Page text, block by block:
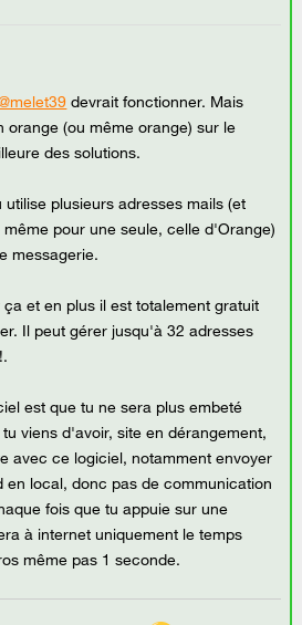
devrait fonctionner. Mais
orange (ou même orange) sur le
des solutions.
plusieurs adresses mails (et
pour une seule, celle d'Orange)
messagerie.
et en plus il est totalement gratuit
Il peut gérer jusqu'à 32 adresses
est que tu ne sera plus embeté
viens d'avoir, site en dérangement,
avec ce logiciel, notamment envoyer
en local, donc pas de communication
fois que tu appuie sur une
à internet uniquement le temps
même pas 1 seconde.